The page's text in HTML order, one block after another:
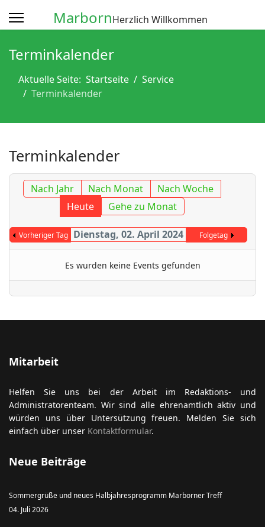
MarbornHerzlich Willkommen
Terminkalender
Aktuelle Seite: Startseite
Service
Terminkalender
Terminkalender
Nach Jahr Nach Monat
Nach Woche
Heute
Gehe zu Monat
Vorheriger Tag Dienstag, 02. April 2024 Folgetag
Es wurden keine Events gefunden
Mitarbeit
Helfen Sie uns bei der Arbeit im Redaktions- und
Administratorenteam. Wir sind alle ehrenamtlich aktiv und
würden uns über Untersützung freuen. Melden Sie sich
einfach über unser Kontaktformular.
Neue Beiträge
Sommergrüße und neues Halbjahresprogramm Marborner Treff
04. Juli 2026
anzeigen